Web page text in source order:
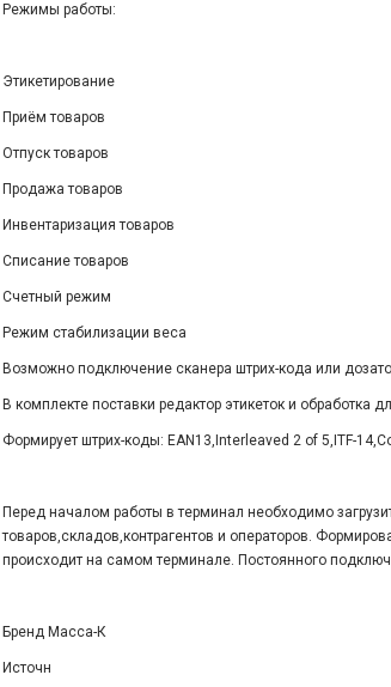
Режимы работы:
Этикетирование
Приём товаров
Отпуск товаров
Продажа товаров
Инвентаризация товаров
Списание товаров
Счетный режим
Режим стабилизации веса
Возможно подключение сканера штрих-кода или
В комплекте поставки редактор этикеток и обработка
Формирует штрих-коды: EAN13,Interleaved 2 of 5,ITF-
Перед началом работы в терминал необходимо
товаров,складов,контрагентов и операторов.
происходит на самом терминале. Постоянного
Бренд Масса-К
Источн